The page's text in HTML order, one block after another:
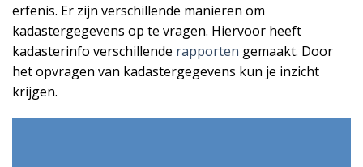
erfenis. Er zijn verschillende manieren om
kadastergegevens op te vragen. Hiervoor heeft
kadasterinfo verschillende rapporten gemaakt. Door
het opvragen van kadastergegevens kun je inzicht
krijgen.